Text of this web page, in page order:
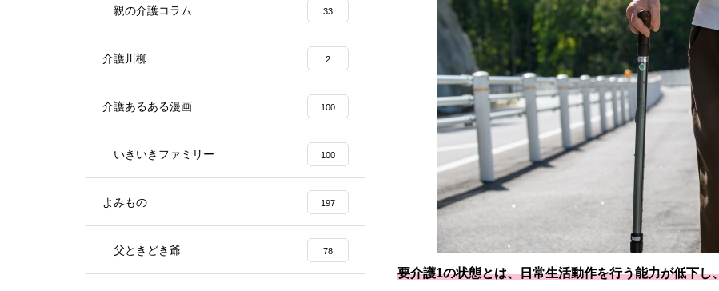
要介護1の状態とは、日常生活動作を行う能力が低下
親の介護コラム 33
介護川柳 2
介護あるある漫画 100
いきいきファミリー 100
よみもの 197
父ときどき爺 78